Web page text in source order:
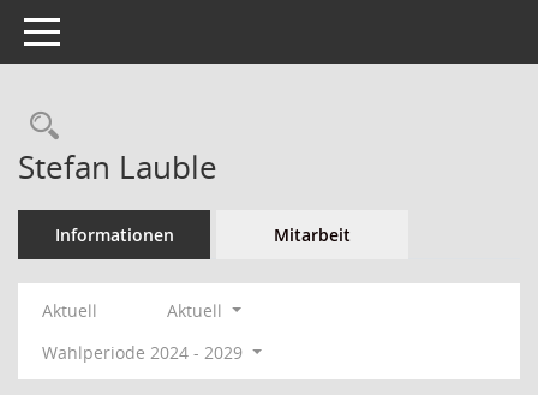
Toggle navigation
Rechercheauswahl
Stefan Lauble
Informationen Mitarbeit
Aktuell
Aktuell
Wahlperiode 2024 - 2029